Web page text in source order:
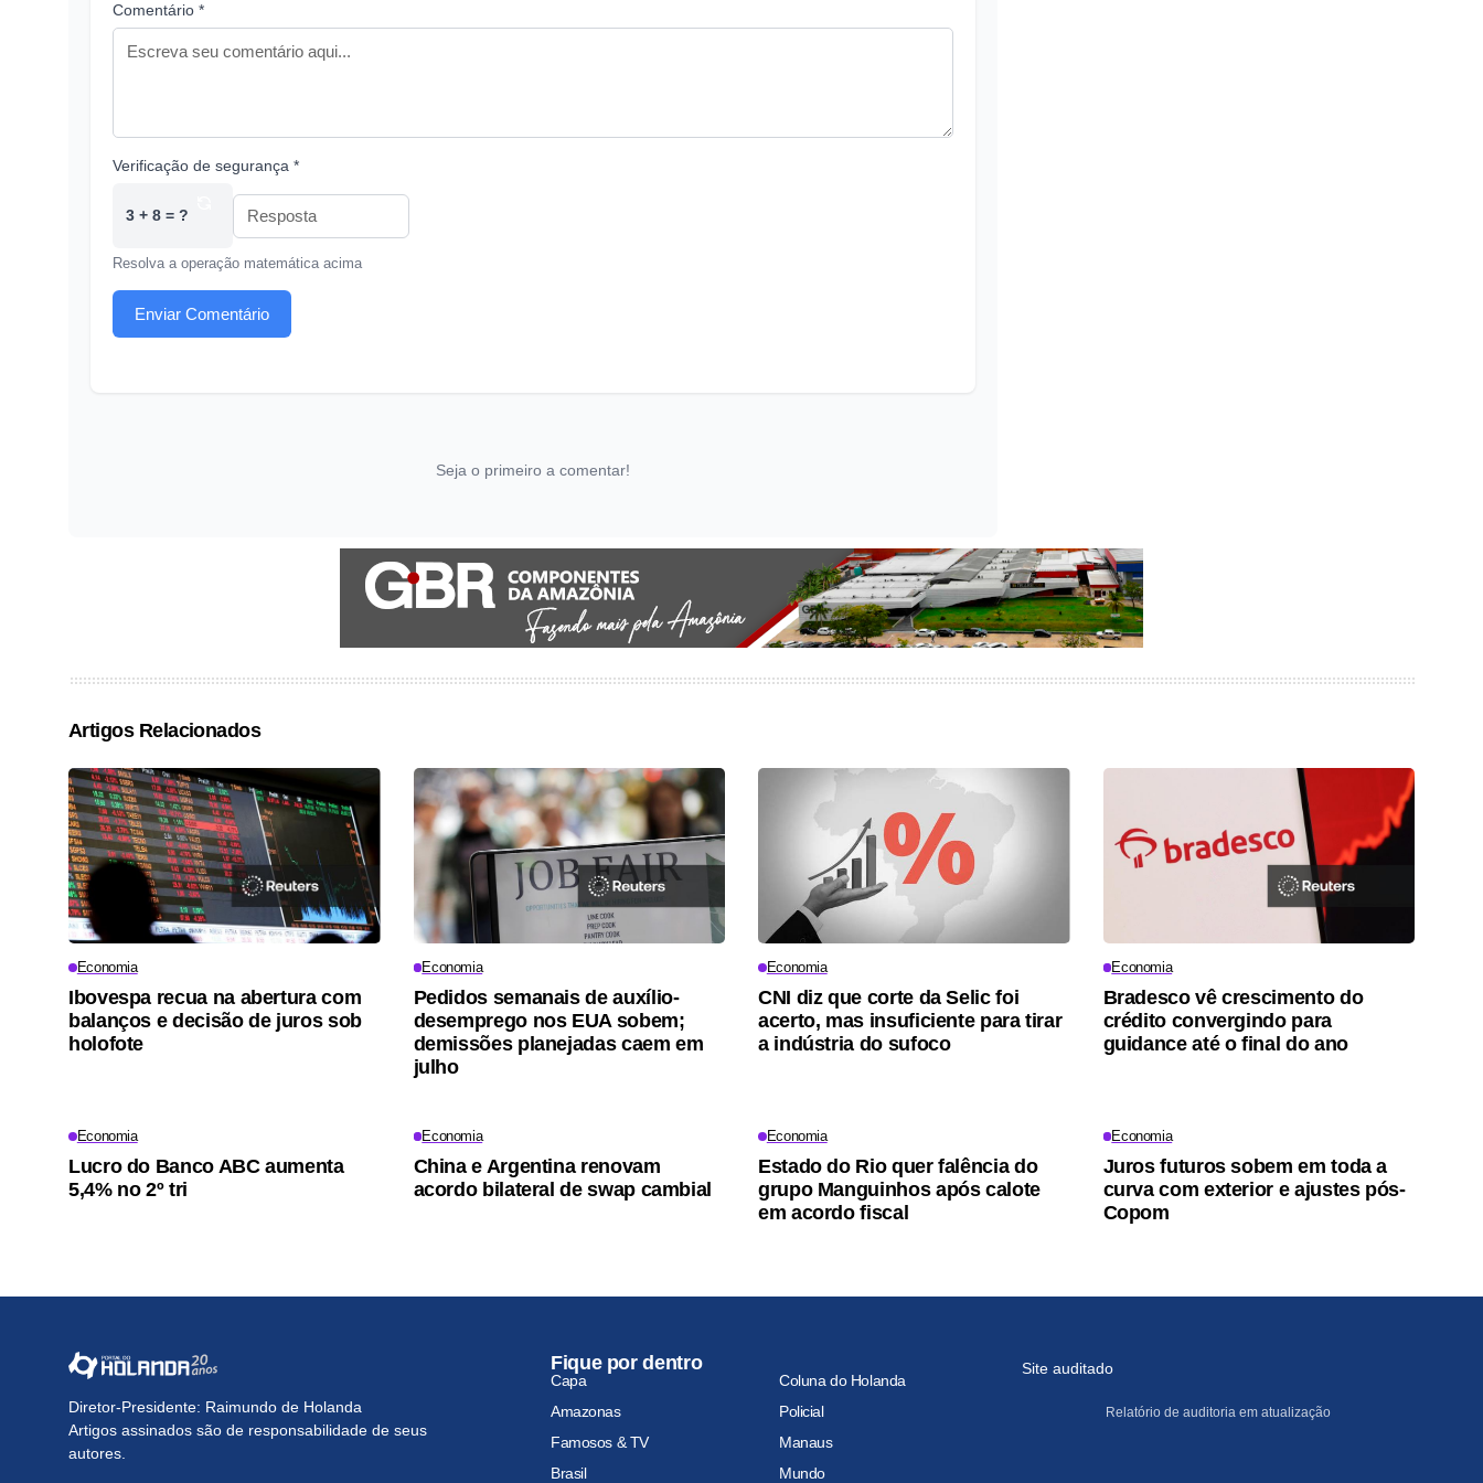
Comentário *
Verificação de segurança *
3 + 8 = ?
Resolva a operação matemática acima
Enviar Comentário
Seja o primeiro a comentar!
Artigos Relacionados
Economia
Ibovespa recua na abertura com
balanços e decisão de juros sob
holofote
Economia
Pedidos semanais de auxílio-
desemprego nos EUA sobem;
demissões planejadas caem em
julho
Economia
CNI diz que corte da Selic foi
acerto, mas insuficiente para tirar
a indústria do sufoco
Economia
Bradesco vê crescimento do
crédito convergindo para
guidance até o final do ano
Economia
Lucro do Banco ABC aumenta
5,4% no 2º tri
Economia
China e Argentina renovam
acordo bilateral de swap cambial
Economia
Estado do Rio quer falência do
grupo Manguinhos após calote
em acordo fiscal
Economia
Juros futuros sobem em toda a
curva com exterior e ajustes pós-
Copom
Diretor-Presidente: Raimundo de Holanda
Artigos assinados são de responsabilidade de seus
autores.
Fique por dentro
Capa
Coluna do Holanda
Amazonas
Policial
Famosos & TV
Manaus
Brasil
Mundo
Site auditado
Relatório de auditoria em atualização